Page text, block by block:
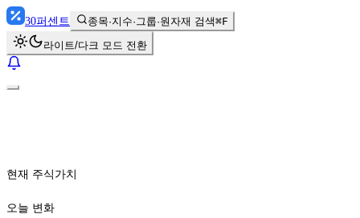
30퍼센트 종목·지수·그룹·원자재 검색⌘F
라이트/다크 모드 전환
현재 주식가치
오늘 변화